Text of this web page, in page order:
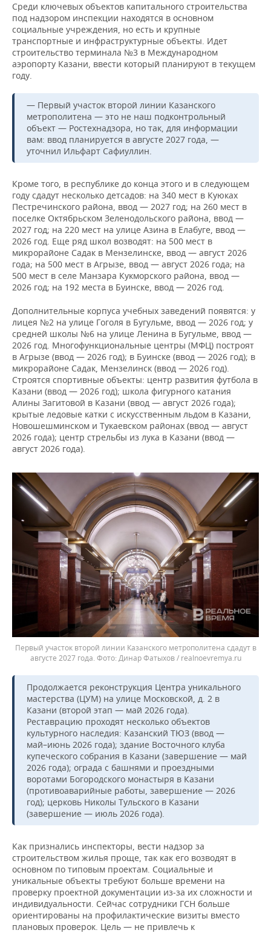
Среди ключевых объектов капитального строительства
под надзором инспекции находятся в основном
социальные учреждения, но есть и крупные
транспортные и инфраструктурные объекты. Идет
строительство терминала №3 в Международном
аэропорту Казани, ввести который планируют в текущем
году.
— Первый участок второй линии Казанского
метрополитена — это не наш подконтрольный
объект — Ростехнадзора, но так, для информации
вам: ввод планируется в августе 2027 года, —
уточнил Ильфарт Сафиуллин.
Кроме того, в республике до конца этого и в следующем
году сдадут несколько детсадов: на 340 мест в Куюках
Пестречинского района, ввод — 2027 год; на 260 мест в
поселке Октябрьском Зеленодольского района, ввод —
2027 год; на 220 мест на улице Азина в Елабуге, ввод —
2026 год. Еще ряд школ возводят: на 500 мест в
микрорайоне Садак в Мензелинске, ввод — август 2026
года; на 500 мест в Агрызе, ввод — август 2026 года; на
500 мест в селе Манзара Кукморского района, ввод —
2026 год; на 192 места в Буинске, ввод — 2026 год.
Дополнительные корпуса учебных заведений появятся: у
лицея №2 на улице Гоголя в Бугульме, ввод — 2026 год; у
средней школы №6 на улице Ленина в Бугульме, ввод —
2026 год. Многофункциональные центры (МФЦ) построят
в Агрызе (ввод — 2026 год); в Буинске (ввод — 2026 год); в
микрорайоне Садак, Мензелинск (ввод — 2026 год).
Строятся спортивные объекты: центр развития футбола в
Казани (ввод — 2026 год); школа фигурного катания
Алины Загитовой в Казани (ввод — август 2026 года);
крытые ледовые катки с искусственным льдом в Казани,
Новошешминском и Тукаевском районах (ввод — август
2026 года); центр стрельбы из лука в Казани (ввод —
август 2026 года).
Первый участок второй линии Казанского метрополитена сдадут в
августе 2027 года.
Динар Фатыхов / realnoevremya.ru
Продолжается реконструкция Центра уникального
мастерства (ЦУМ) на улице Московской, д. 2 в
Казани (второй этап — май 2026 года).
Реставрацию проходят несколько объектов
культурного наследия: Казанский ТЮЗ (ввод —
май–июнь 2026 года); здание Восточного клуба
купеческого собрания в Казани (завершение — май
2026 года); ограда с башнями и проездными
воротами Богородского монастыря в Казани
(противоаварийные работы, завершение — 2026
год); церковь Николы Тульского в Казани
(завершение — июль 2026 года).
Как признались инспекторы, вести надзор за
строительством жилья проще, так как его возводят в
основном по типовым проектам. Социальные и
уникальные объекты требуют больше времени на
проверку проектной документации из‑за их сложности и
индивидуальности. Сейчас сотрудники ГСН больше
ориентированы на профилактические визиты вместо
плановых проверок. Цель — не привлечь к